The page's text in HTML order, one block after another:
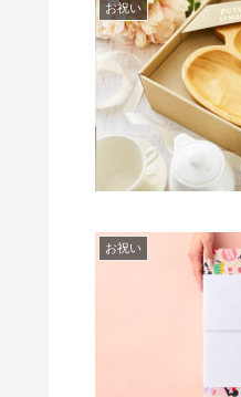
お祝い
お祝い